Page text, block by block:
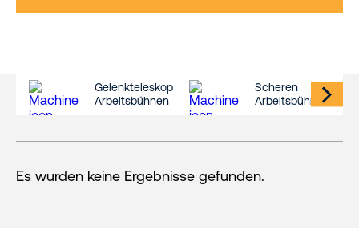
Gelenkteleskop
Arbeitsbühnen
Scheren
Arbeitsbühnen
Es wurden keine Ergebnisse gefunden.